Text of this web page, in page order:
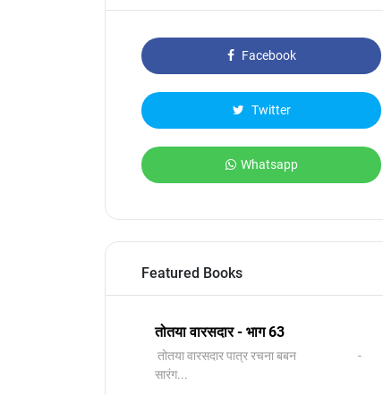
Facebook
Twitter
Whatsapp
Featured Books
तोतया वारसदार - भाग 63
तोतया वारसदार पात्र रचना बबन -
सारंग...